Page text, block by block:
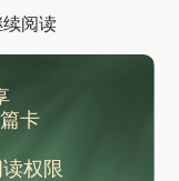
续阅读
卡
权限